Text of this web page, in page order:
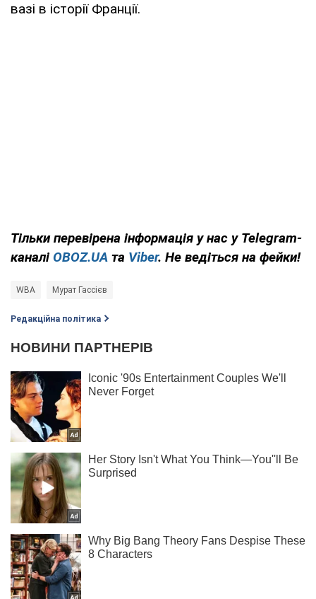
вазі в історії Франції.
Тільки перевірена інформація у нас у Telegram-
каналі OBOZ.UA та Viber. Не ведіться на фейки!
WBA Мурат Гассієв
Редакційна політика